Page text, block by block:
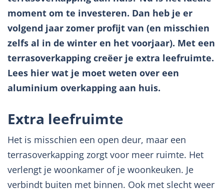
moment om te investeren. Dan heb je er
volgend jaar zomer profijt van (en misschien
zelfs al in de winter en het voorjaar). Met een
terrasoverkapping creëer je extra leefruimte.
Lees hier wat je moet weten over een
aluminium overkapping aan huis.
Extra leefruimte
Het is misschien een open deur, maar een
terrasoverkapping zorgt voor meer ruimte. Het
verlengt je woonkamer of je woonkeuken. Je
verbindt buiten met binnen. Ook met slecht weer